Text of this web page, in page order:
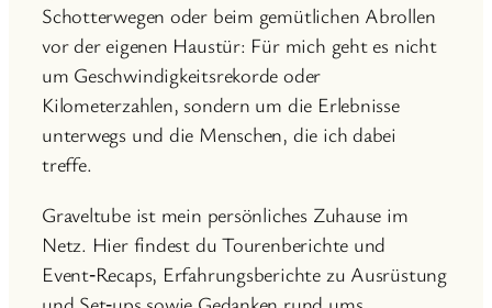
Schotterwegen oder beim gemütlichen Abrollen
vor der eigenen Haustür: Für mich geht es nicht
um Geschwindigkeitsrekorde oder
Kilometerzahlen, sondern um die Erlebnisse
unterwegs und die Menschen, die ich dabei
treffe.
Graveltube ist mein persönliches Zuhause im
Netz. Hier findest du Tourenberichte und
Event‑Recaps, Erfahrungsberichte zu Ausrüstung